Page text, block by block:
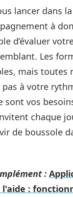
lancer dans
à
d’évaluer
Les
mais toutes
pas à votre
sont vos
chaque
de boussole
:
l'aide :